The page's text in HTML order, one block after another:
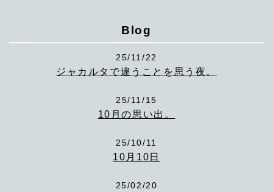
Blog
25/11/22
ジャカルタで違うことを思う夜。
25/11/15
10月の思い出。
25/10/11
10月10日
25/02/20